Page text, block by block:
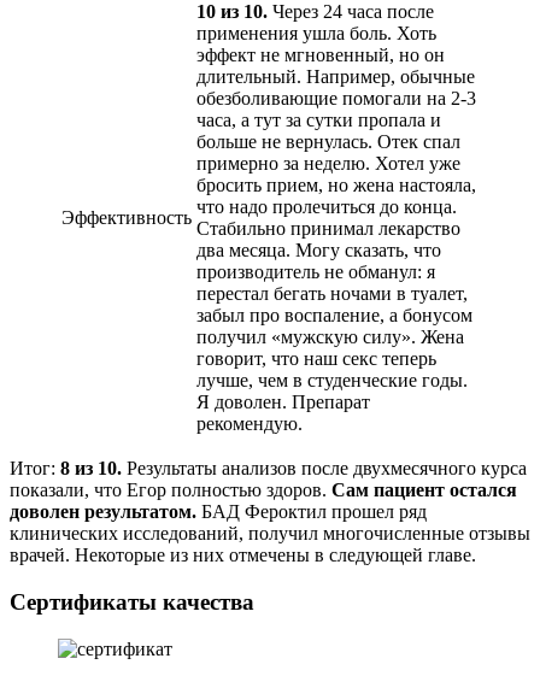
Эффективность
10 из 10. Через 24 часа после
применения ушла боль. Хоть
эффект не мгновенный, но он
длительный. Например, обычные
обезболивающие помогали на 2-3
часа, а тут за сутки пропала и
больше не вернулась. Отек спал
примерно за неделю. Хотел уже
бросить прием, но жена настояла,
что надо пролечиться до конца.
Стабильно принимал лекарство
два месяца. Могу сказать, что
производитель не обманул: я
перестал бегать ночами в туалет,
забыл про воспаление, а бонусом
получил «мужскую силу». Жена
говорит, что наш секс теперь
лучше, чем в студенческие годы.
Я доволен. Препарат
рекомендую.
Итог: 8 из 10. Результаты анализов после двухмесячного курса
показали, что Егор полностью здоров. Сам пациент остался
доволен результатом. БАД Фероктил прошел ряд
клинических исследований, получил многочисленные отзывы
врачей. Некоторые из них отмечены в следующей главе.
Сертификаты качества